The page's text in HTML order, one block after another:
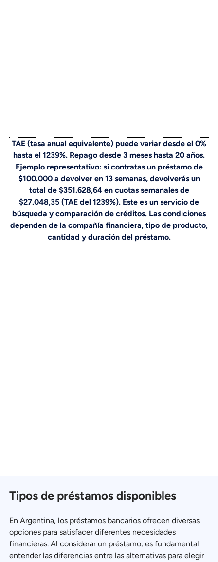
TAE (tasa anual equivalente) puede variar desde el 0%
hasta el 1239%. Repago desde 3 meses hasta 20 años.
Ejemplo representativo: si contratas un préstamo de
$100.000 a devolver en 13 semanas, devolverás un
total de $351.628,64 en cuotas semanales de
$27.048,35 (TAE del 1239%). Este es un servicio de
búsqueda y comparación de créditos. Las condiciones
dependen de la compañía financiera, tipo de producto,
cantidad y duración del préstamo.
Tipos de préstamos disponibles
En Argentina, los préstamos bancarios ofrecen diversas
opciones para satisfacer diferentes necesidades
financieras. Al considerar un préstamo, es fundamental
entender las diferencias entre las alternativas para elegir